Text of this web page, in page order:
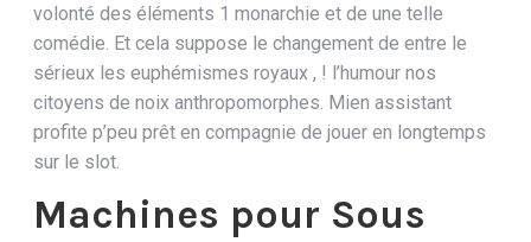
volonté des éléments 1 monarchie et de une telle
comédie. Et cela suppose le changement de entre le
sérieux les euphémismes royaux , ! l’humour nos
citoyens de noix anthropomorphes. Mien assistant
profite p’peu prêt en compagnie de jouer en longtemps
sur le slot.
Machines pour Sous